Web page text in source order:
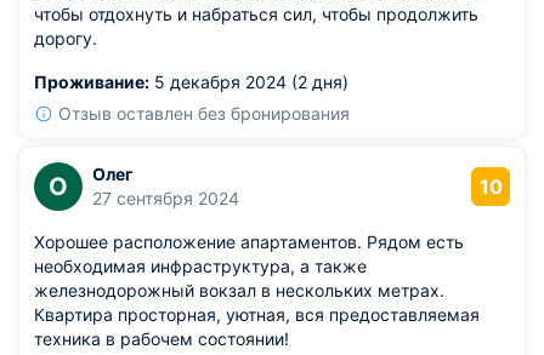
чтобы отдохнуть и набраться сил, чтобы продолжить
дорогу.
Проживание: 5 декабря 2024 (2 дня)
Отзыв оставлен без бронирования
О
Олег
27 сентября 2024
10
Хорошее расположение апартаментов. Рядом есть
необходимая инфраструктура, а также
железнодорожный вокзал в нескольких метрах.
Квартира просторная, уютная, вся предоставляемая
техника в рабочем состоянии!